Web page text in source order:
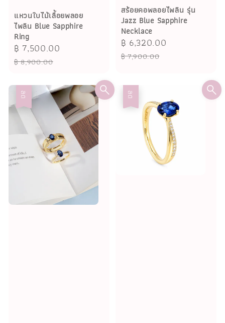
แหวนใบไม้เลื้อยพลอย
ไพลิน Blue Sapphire
Ring
Sale
price
฿ 7,500.00
฿ 8,900.00
สร้อยคอพลอยไพลิน รุ่น
Jazz Blue Sapphire
Necklace
Sale
price
฿ 6,320.00
฿ 7,900.00
ลด ลด